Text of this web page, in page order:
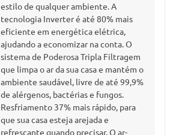
estilo de qualquer ambiente. A
tecnologia Inverter é até 80% mais
eficiente em energética elétrica,
ajudando a economizar na conta. O
sistema de Poderosa Tripla Filtragem
que limpa o ar da sua casa e mantém o
ambiente saudável, livre de até 99,9%
de alérgenos, bactérias e fungos.
Resfriamento 37% mais rápido, para
que sua casa esteja arejada e
refrescante quando precisar. O ar-